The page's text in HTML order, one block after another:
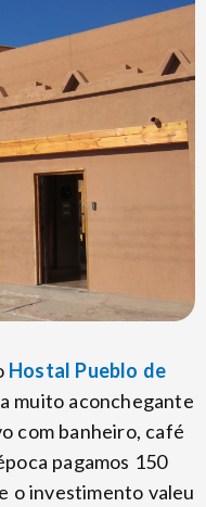
Hostal Pueblo de
muito aconchegante
com banheiro, café
pagamos 150
o investimento valeu